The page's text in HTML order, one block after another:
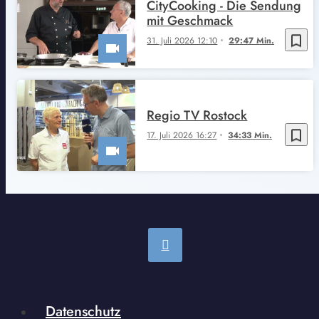
bookmark_border
31. Juli 2026 12:10 29:47 Min.
CityCooking - Die Sendung
mit Geschmack
bookmark_border
17. Juli 2026 16:27 34:33 Min.
Regio TV Rostock
Datenschutz